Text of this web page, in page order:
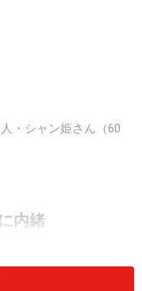
・シャン姫さん（60
内緒